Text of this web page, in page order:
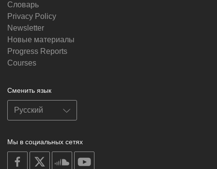
Словарь
Privacy Policy
Newsletter
Новые материалы
Progress Reports
Courses
Сменить язык
Мы в социальных сетях
on
facebook
soundcloud